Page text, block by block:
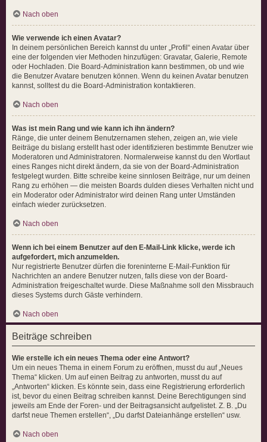
Nach oben
Wie verwende ich einen Avatar?
In deinem persönlichen Bereich kannst du unter „Profil“ einen Avatar über
eine der folgenden vier Methoden hinzufügen: Gravatar, Galerie, Remote
oder Hochladen. Die Board-Administration kann bestimmen, ob und wie
die Benutzer Avatare benutzen können. Wenn du keinen Avatar benutzen
kannst, solltest du die Board-Administration kontaktieren.
Nach oben
Was ist mein Rang und wie kann ich ihn ändern?
Ränge, die unter deinem Benutzernamen stehen, zeigen an, wie viele
Beiträge du bislang erstellt hast oder identifizieren bestimmte Benutzer wie
Moderatoren und Administratoren. Normalerweise kannst du den Wortlaut
eines Ranges nicht direkt ändern, da sie von der Board-Administration
festgelegt wurden. Bitte schreibe keine sinnlosen Beiträge, nur um deinen
Rang zu erhöhen — die meisten Boards dulden dieses Verhalten nicht und
ein Moderator oder Administrator wird deinen Rang unter Umständen
einfach wieder zurücksetzen.
Nach oben
Wenn ich bei einem Benutzer auf den E-Mail-Link klicke, werde ich
aufgefordert, mich anzumelden.
Nur registrierte Benutzer dürfen die foreninterne E-Mail-Funktion für
Nachrichten an andere Benutzer nutzen, falls diese von der Board-
Administration freigeschaltet wurde. Diese Maßnahme soll den Missbrauch
dieses Systems durch Gäste verhindern.
Nach oben
Beiträge schreiben
Wie erstelle ich ein neues Thema oder eine Antwort?
Um ein neues Thema in einem Forum zu eröffnen, musst du auf „Neues
Thema“ klicken. Um auf einen Beitrag zu antworten, musst du auf
„Antworten“ klicken. Es könnte sein, dass eine Registrierung erforderlich
ist, bevor du einen Beitrag schreiben kannst. Deine Berechtigungen sind
jeweils am Ende der Foren- und der Beitragsansicht aufgelistet. Z. B. „Du
darfst neue Themen erstellen“, „Du darfst Dateianhänge erstellen“ usw.
Nach oben